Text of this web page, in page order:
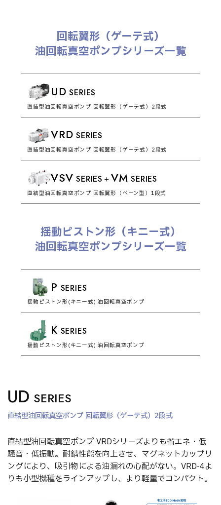
回転翼形（ゲーテ式）
油回転真空ポンプシリーズ一覧
UD SERIES
直結型油回転真空ポンプ 回転翼形（ゲーテ式）2段式
VRD SERIES
直結型油回転真空ポンプ 回転翼形（ゲーテ式）2段式
VSV SERIES＋VM SERIES
直結型油回転真空ポンプ 回転翼形（ベーン型）1段式
揺動ピストン形（キニー式）
油回転真空ポンプシリーズ一覧
P SERIES
揺動ピストン形(キニー式) 油回転真空ポンプ
K SERIES
揺動ピストン形(キニー式) 油回転真空ポンプ
UD SERIES
直結型油回転真空ポンプ 回転翼形（ゲーテ式）2段式
直結型油回転真空ポンプ VRDシリーズよりも省エネ・低
騒音・低振動。耐錆性能を向上させ、マグネットカップリ
ングにより、吸引物による油漏れの心配がない。VRD-4よ
りも小型機種をラインアップし、より軽量でコンパクト。